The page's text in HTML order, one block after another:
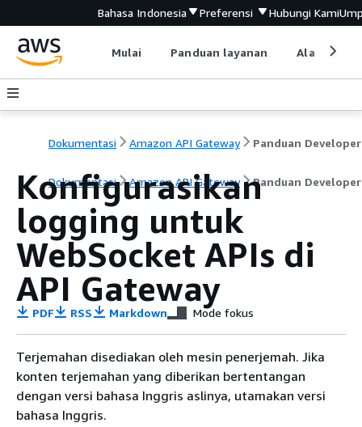
Bahasa Indonesia Preferensi Hubungi Kami
Mulai Panduan layanan Alat
Dokumentasi Amazon API Gateway Panduan Developer
Dokumentasi Amazon API Gateway Panduan Developer
Konfigurasikan
logging untuk
WebSocket APIs di
API Gateway
PDF RSS Markdown Mode fokus
Terjemahan disediakan oleh mesin penerjemah. Jika
konten terjemahan yang diberikan bertentangan
dengan versi bahasa Inggris aslinya, utamakan versi
bahasa Inggris.